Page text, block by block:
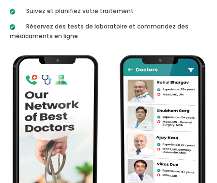
Suivez et planifiez votre traitement
Réservez des tests de laboratoire et commandez des
médicaments en ligne